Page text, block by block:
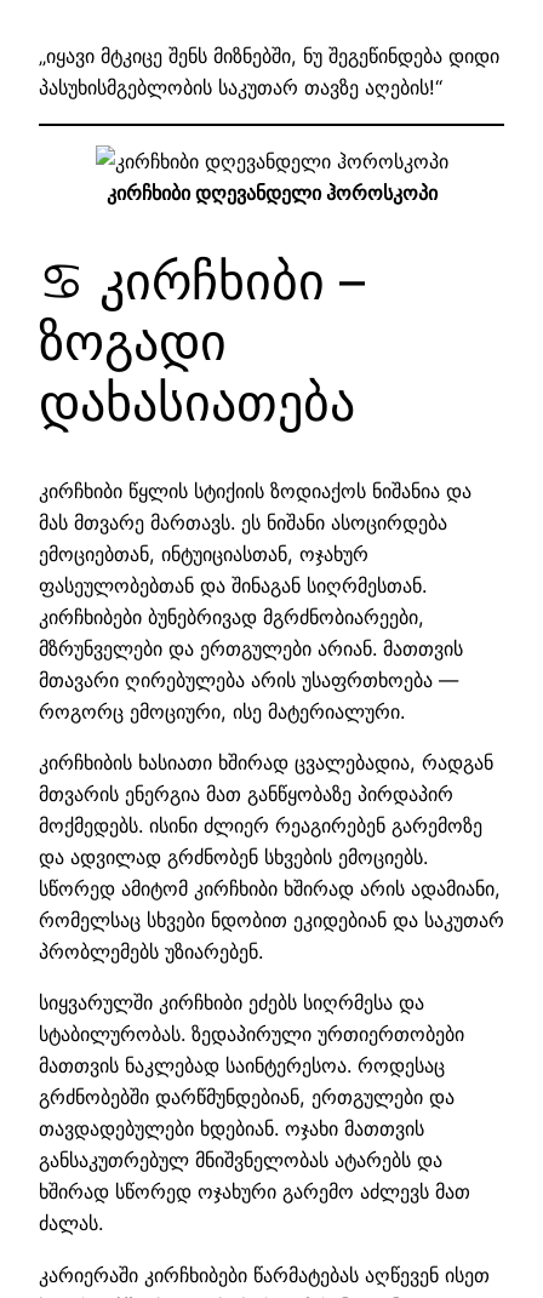
„იყავი მტკიცე შენს მიზნებში, ნუ შეგეწინდება დიდი
პასუხისმგებლობის საკუთარ თავზე აღების!“
კირჩხიბი დღევანდელი ჰოროსკოპი
♋ კირჩხიბი –
ზოგადი
დახასიათება
კირჩხიბი წყლის სტიქიის ზოდიაქოს ნიშანია და
მას მთვარე მართავს. ეს ნიშანი ასოცირდება
ემოციებთან, ინტუიციასთან, ოჯახურ
ფასეულობებთან და შინაგან სიღრმესთან.
კირჩხიბები ბუნებრივად მგრძნობიარეები,
მზრუნველები და ერთგულები არიან. მათთვის
მთავარი ღირებულება არის უსაფრთხოება —
როგორც ემოციური, ისე მატერიალური.
კირჩხიბის ხასიათი ხშირად ცვალებადია, რადგან
მთვარის ენერგია მათ განწყობაზე პირდაპირ
მოქმედებს. ისინი ძლიერ რეაგირებენ გარემოზე
და ადვილად გრძნობენ სხვების ემოციებს.
სწორედ ამიტომ კირჩხიბი ხშირად არის ადამიანი,
რომელსაც სხვები ნდობით ეკიდებიან და საკუთარ
პრობლემებს უზიარებენ.
სიყვარულში კირჩხიბი ეძებს სიღრმესა და
სტაბილურობას. ზედაპირული ურთიერთობები
მათთვის ნაკლებად საინტერესოა. როდესაც
გრძნობებში დარწმუნდებიან, ერთგულები და
თავდადებულები ხდებიან. ოჯახი მათთვის
განსაკუთრებულ მნიშვნელობას ატარებს და
ხშირად სწორედ ოჯახური გარემო აძლევს მათ
ძალას.
კარიერაში კირჩხიბები წარმატებას აღწევენ ისეთ